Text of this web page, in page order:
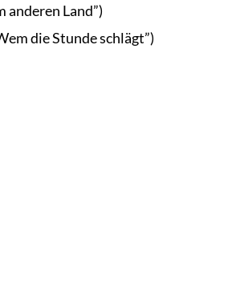
anderen Land”)
die Stunde schlägt”)